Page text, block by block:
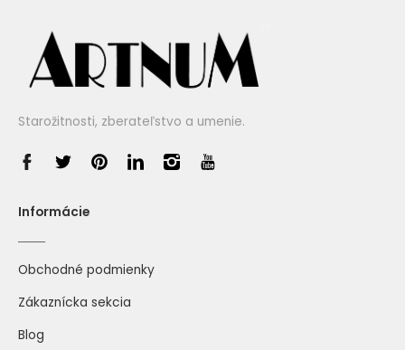
Starožitnosti, zberateľstvo a umenie.
Informácie
Obchodné podmienky
Zákaznícka sekcia
Blog